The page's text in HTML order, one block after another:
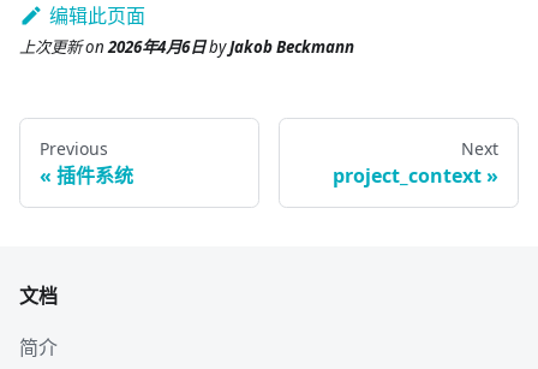
编辑此页面
上次更新on2026年4月6日byJakob Beckmann
Previous
插件系统
Next
project_context
文档
简介